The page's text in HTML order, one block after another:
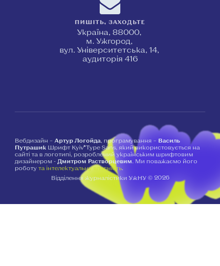
ПИШІТЬ, ЗАХОДЬТЕ
Україна, 88000,
м. Ужгород,
вул. Університетська, 14,
аудиторія 416
Вебдизайн – Артур Логойда, програмування – Василь
Путрашик Шрифт Kyiv*Type Sans, який використовується на
сайті та в логотипі, розроблений українським шрифтовим
дизайнером - Дмитром Растворцевим. Ми поважаємо його
роботу та інтелектуальну власність.
Відділення журналістики УжНУ © 2026